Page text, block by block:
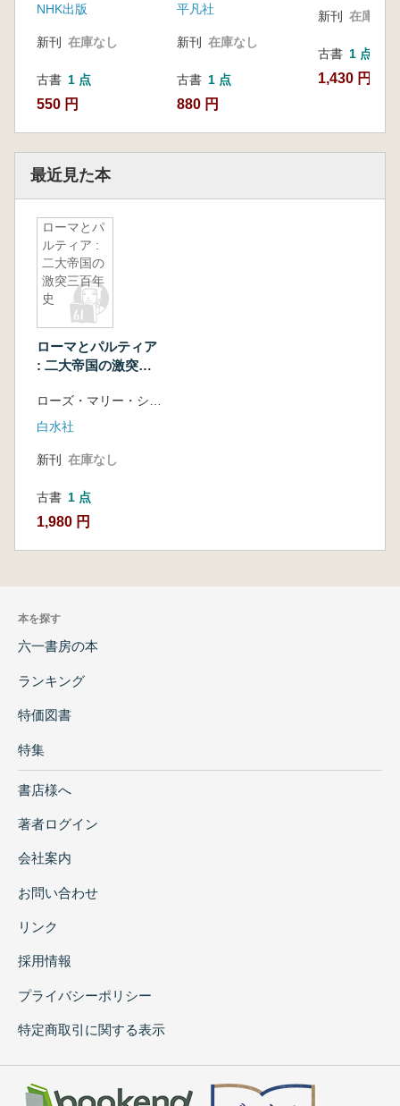
NHK出版
新刊 在庫なし
古書 1 点
550 円
平凡社
新刊 在庫なし
古書 1 点
880 円
新刊 在庫なし
古書 1 点
1,430 円
最近見た本
ローマとパ
ルティア :
二大帝国の
激突三百年
史
ローマとパルティア
: 二大帝国の激突三
白水社
新刊 在庫なし
古書 1 点
1,980 円
本を探す
六一書房の本
ランキング
特価図書
特集
書店様へ
著者ログイン
会社案内
お問い合わせ
リンク
採用情報
プライバシーポリシー
特定商取引に関する表示